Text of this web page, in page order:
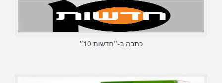
כתבה ב-״חדשות 10״